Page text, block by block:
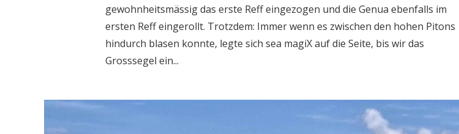
gewohnheitsmässig das erste Reff eingezogen und die Genua ebenfalls im
ersten Reff eingerollt. Trotzdem: Immer wenn es zwischen den hohen Pitons
hindurch blasen konnte, legte sich sea magiX auf die Seite, bis wir das
Grosssegel ein...